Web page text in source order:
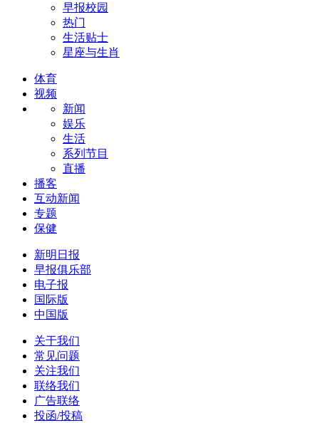
早报校园
热门
生活贴士
星座与生肖
体育
视频
新闻
娱乐
生活
系列节目
直播
播客
互动新闻
专题
保健
新明日报
早报俱乐部
电子报
国际版
中国版
关于我们
常见问题
关注我们
联络我们
广告联络
投函/投稿